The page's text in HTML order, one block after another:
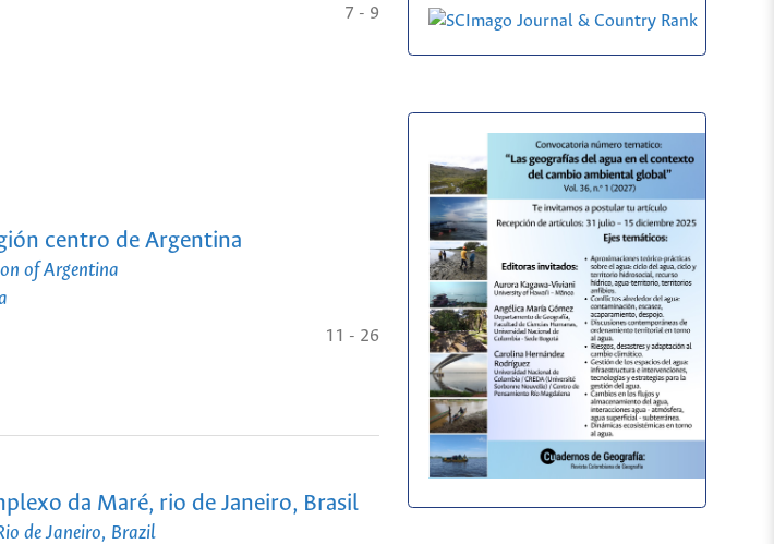
7 - 9
centro de Argentina
of Argentina
11 - 26
da Maré, rio de Janeiro, Brasil
de Janeiro, Brazil